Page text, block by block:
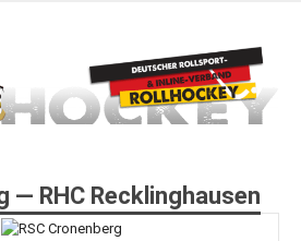
— RHC Recklinghausen